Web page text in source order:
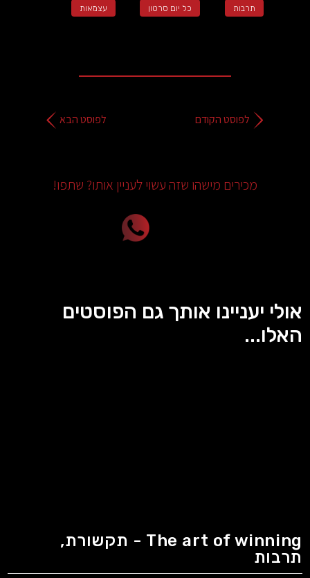
תרבות כל יום סרטון עצמאות
לפוסט הקודם לפוסט הבא
מכירים מישהו שזה עשוי לעניין אותו? שתפו!
אולי יעניינו אותך גם הפוסטים
האלו...
The art of winning - תקשורת,
תרבות